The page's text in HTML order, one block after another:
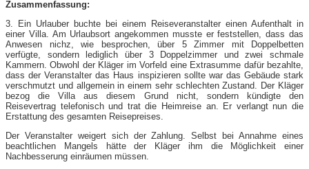
Zusammenfassung:
3. Ein Urlauber buchte bei einem Reiseveranstalter einen Aufenthalt in
einer Villa. Am Urlaubsort angekommen musste er feststellen, dass das
Anwesen nichz, wie besprochen, über 5 Zimmer mit Doppelbetten
verfügte, sondern lediglich über 3 Doppelzimmer und zwei schmale
Kammern. Obwohl der Kläger im Vorfeld eine Extrasumme dafür bezahlte,
dass der Veranstalter das Haus inspizieren sollte war das Gebäude stark
verschmutzt und allgemein in einem sehr schlechten Zustand. Der Kläger
bezog die Villa aus diesem Grund nicht, sondern kündigte den
Reisevertrag telefonisch und trat die Heimreise an. Er verlangt nun die
Erstattung des gesamten Reisepreises.
Der Veranstalter weigert sich der Zahlung. Selbst bei Annahme eines
beachtlichen Mangels hätte der Kläger ihm die Möglichkeit einer
Nachbesserung einräumen müssen.